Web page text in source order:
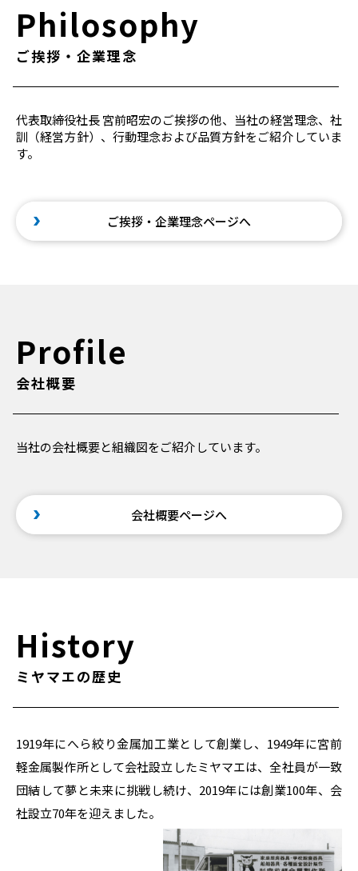
Philosophy
ご挨拶・企業理念
代表取締役社長 宮前昭宏のご挨拶の他、当社の経営理念、社
訓（経営方針）、行動理念および品質方針をご紹介していま
す。
ご挨拶・企業理念ページへ
Profile
会社概要
当社の会社概要と組織図をご紹介しています。
会社概要ページへ
History
ミヤマエの歴史
1919年にへら絞り金属加工業として創業し、1949年に宮前
軽金属製作所として会社設立したミヤマエは、全社員が一致
団結して夢と未来に挑戦し続け、2019年には創業100年、会
社設立70年を迎えました。